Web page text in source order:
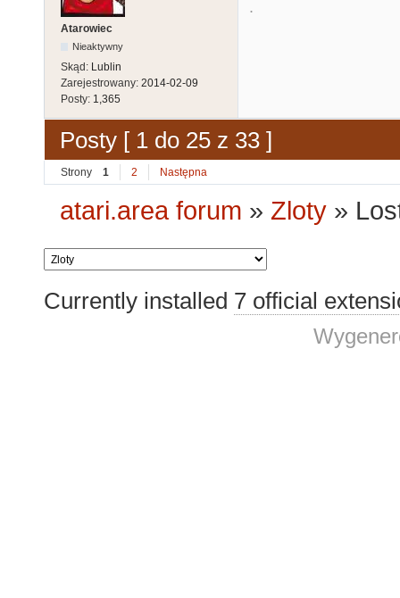
Atarowiec
Nieaktywny
Skąd: Lublin
Zarejestrowany: 2014-02-09
Posty: 1,365
.
Posty [ 1 do 25 z 33 ]
Strony 1 2 Następna
atari.area forum » Zloty »
Currently installed 7 official